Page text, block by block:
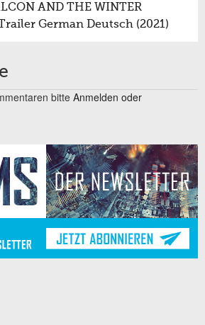
AND THE WINTER
German Deutsch (2021)
bitte Anmelden oder